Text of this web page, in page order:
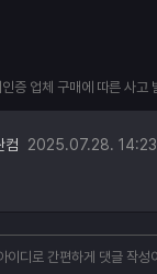
증 업체 구매에 따른 사고
컴
2025.07.28.